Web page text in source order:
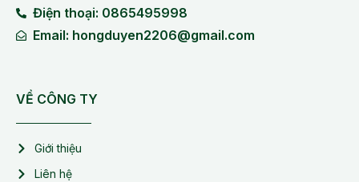
Điện thoại: 0865495998
Email: hongduyen2206@gmail.com
VỀ CÔNG TY
Giới thiệu
Liên hệ